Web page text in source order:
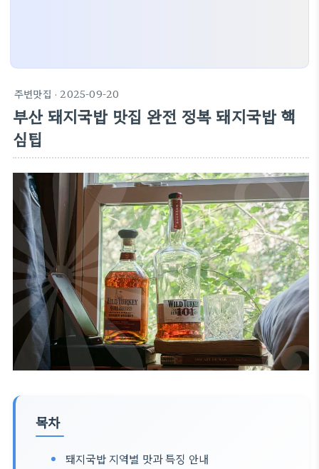
주변맛집 · 2025-09-20
부산 돼지국밥 맛집 완전 정복 돼지국밥 핵
심팁
목차
돼지국밥 지역별 맛과 특징 안내